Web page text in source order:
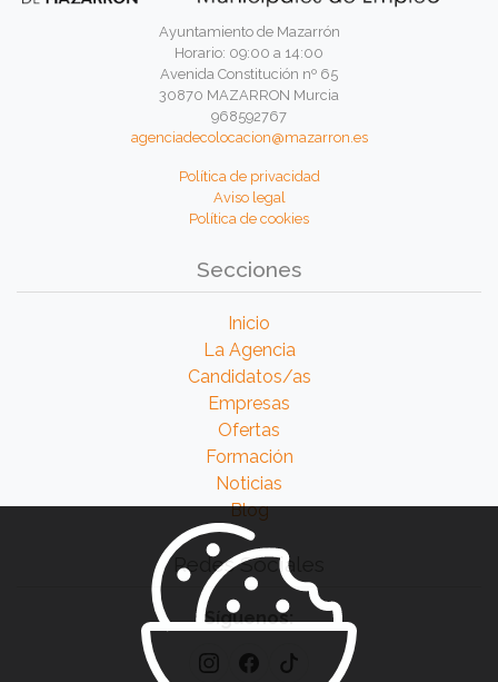
Ayuntamiento de Mazarrón
Horario: 09:00 a 14:00
Avenida Constitución nº 65
30870 MAZARRON Murcia
968592767
agenciadecolocacion@mazarron.es
Política de privacidad
Aviso legal
Política de cookies
Secciones
Inicio
La Agencia
Candidatos/as
Empresas
Ofertas
Formación
Noticias
Blog
Redes Sociales
Síguenos: